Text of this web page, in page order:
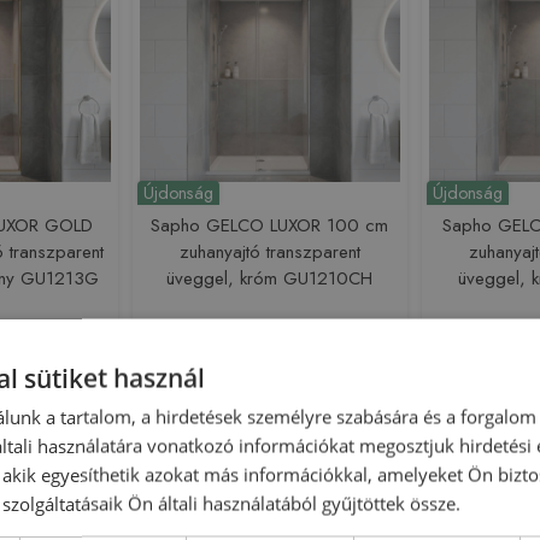
GOLD
transzparent
GU1213G
300 Ft
Újdonság
Sapho GELCO LUXOR 100 cm
zuhanyajtó transzparent
üveggel, króm GU1210CH
93 000 Ft
Kosárba
Újdonság
Sapho
üveggel,
-5% -5%
Rendelésre Rendelésre
sütiket használ
a tartalom, a hirdetések személyre szabására és a forgalom
használatára vonatkozó információkat megosztjuk hirdetési
egyesíthetik azokat más információkkal, amelyeket Ön
Ön általi használatából gyűjtöttek össze.